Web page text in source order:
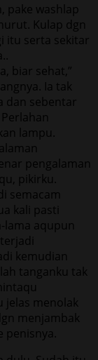
pake washlap
Kulap dgn
itu serta sekitar
biar sehat,”
Ia tak
dan sebentar
lampu.
pengalaman
pikirku.
semacam
kali pasti
lama aqupun
kemudian
tanganku tak
jelas menolak
menjambak
penisnya.